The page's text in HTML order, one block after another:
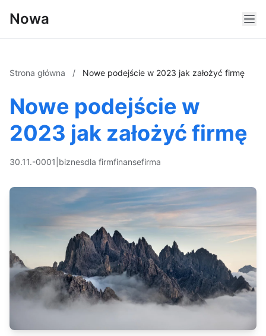
Nowa
Strona główna / Nowe podejście w 2023 jak założyć firmę
Nowe podejście w
2023 jak założyć firmę
30.11.-0001 biznesdla firmfinansefirma